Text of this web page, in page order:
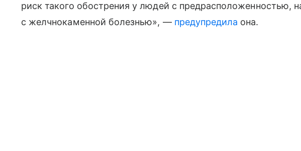
риск такого обострения у людей с предрасположенностью,
с желчнокаменной болезнью», — предупредила она.